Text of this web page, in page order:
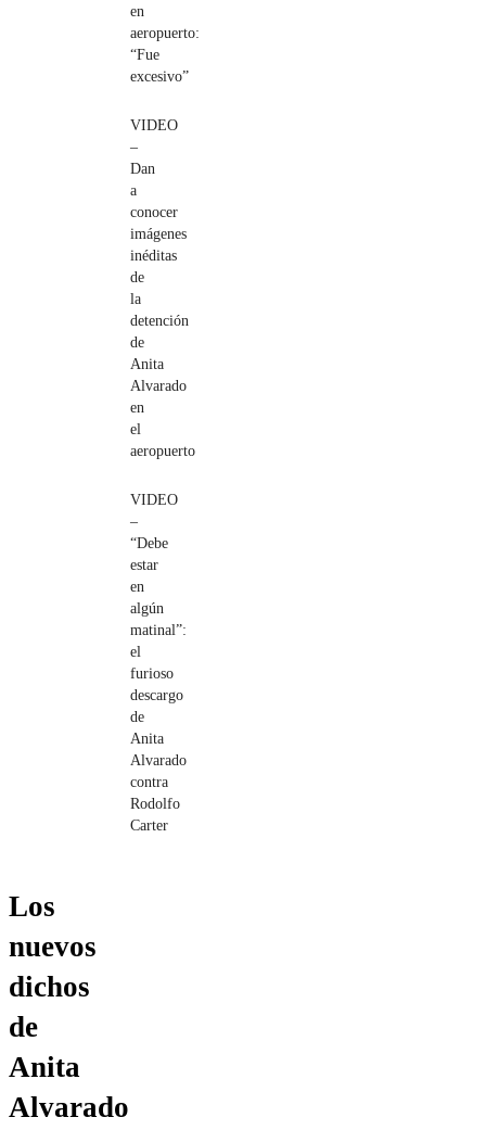
en
aeropuerto:
“Fue
excesivo”
VIDEO
–
Dan
a
conocer
imágenes
inéditas
de
la
detención
de
Anita
Alvarado
en
el
aeropuerto
VIDEO
–
“Debe
estar
en
algún
matinal”:
el
furioso
descargo
de
Anita
Alvarado
contra
Rodolfo
Carter
Los
nuevos
dichos
de
Anita
Alvarado